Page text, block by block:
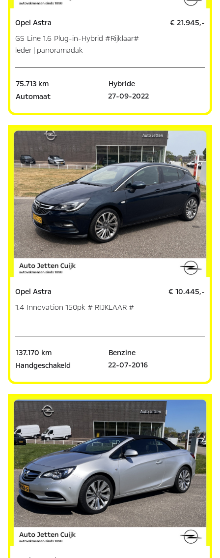
Opel Astra
GS Line 1.6 Plug-in-Hybrid #Rijklaar#
leder | panoramadak
€ 21.945,-
75.713 km
Hybride
Automaat
27-09-2022
Opel Astra
1.4 Innovation 150pk # RIJKLAAR #
€ 10.445,-
137.170 km
Benzine
Handgeschakeld
22-07-2016